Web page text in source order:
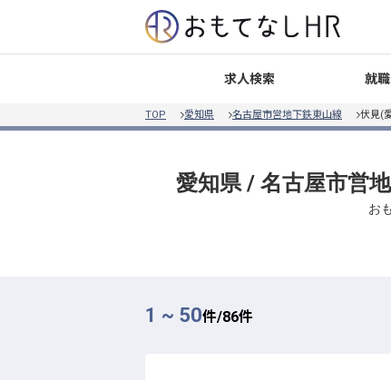
求人検索 就
TOP 愛知県 名古屋市営地下鉄東山線 伏見(
愛知県 / 名古屋市営
お
1 ~ 50件/86件